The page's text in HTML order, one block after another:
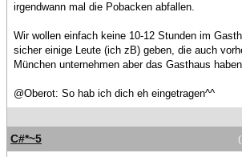
irgendwann mal die Pobacken abfallen.
Wir wollen einfach keine 10-12 Stunden im
sicher einige Leute (ich zB) geben, die auch
München unternehmen aber das Gasthaus
@Oberot: So hab ich dich eh eingetragen^^
C#*~5